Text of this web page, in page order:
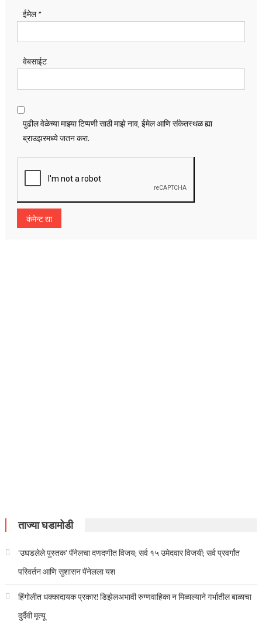
ईमेल*
वेबसाईट
पुढील वेळेच्या माझ्या टिप्पणी साठी माझे नाव, ईमेल आणि संकेतस्थळ ह्या
ब्राउझरमध्ये जतन करा.
ताज्या घडामोडी
‘उघडलेले पुस्तक’ पॅनेलचा दणदणीत विजय; सर्व १५ उमेदवार विजयी; सर्व प्रवर्गांत
परिवर्तन आणि सुशासन पॅनेलला यश
हिंगोलीत धक्कादायक प्रकार! डिझेलअभावी रुग्णवाहिका न मिळाल्याने गर्भातील बाळाचा
दुर्दैवी मृत्यू